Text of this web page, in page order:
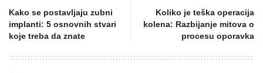
Kako se postavljaju zubni
implanti: 5 osnovnih stvari
koje treba da znate
Koliko je teška operacija
kolena: Razbijanje mitova o
procesu oporavka